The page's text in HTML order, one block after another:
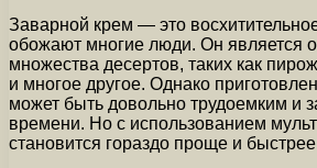
Заварной крем — это
обожают многие люди. Он является
множества десертов, таких как
и многое другое. Однако
может быть довольно трудоемким и
времени. Но с использованием
становится гораздо проще и